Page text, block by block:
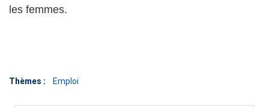
les femmes.
Thèmes : Emploi